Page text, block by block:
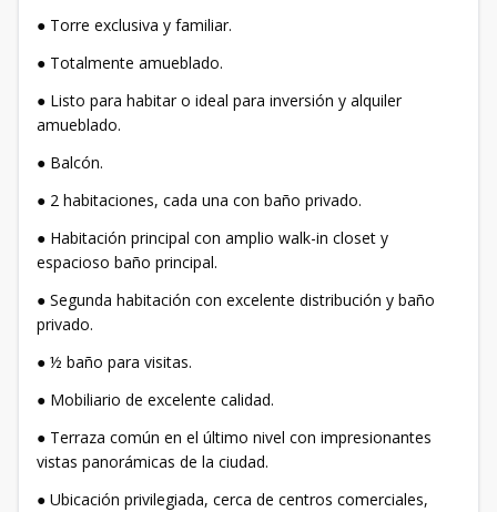
● Torre exclusiva y familiar.
● Totalmente amueblado.
● Listo para habitar o ideal para inversión y alquiler
amueblado.
● Balcón.
● 2 habitaciones, cada una con baño privado.
● Habitación principal con amplio walk-in closet y
espacioso baño principal.
● Segunda habitación con excelente distribución y baño
privado.
● ½ baño para visitas.
● Mobiliario de excelente calidad.
● Terraza común en el último nivel con impresionantes
vistas panorámicas de la ciudad.
● Ubicación privilegiada, cerca de centros comerciales,